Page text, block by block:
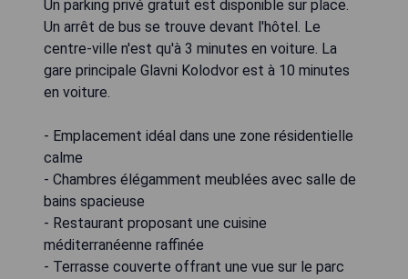
Un parking privé gratuit est disponible sur place.
Un arrêt de bus se trouve devant l'hôtel. Le
centre-ville n'est qu'à 3 minutes en voiture. La
gare principale Glavni Kolodvor est à 10 minutes
en voiture.
- Emplacement idéal dans une zone résidentielle
calme
- Chambres élégamment meublées avec salle de
bains spacieuse
- Restaurant proposant une cuisine
méditerranéenne raffinée
- Terrasse couverte offrant une vue sur le parc